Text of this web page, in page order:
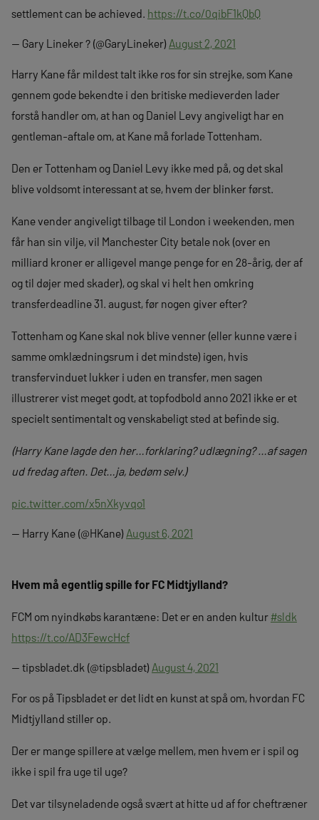
settlement can be achieved. https://t.co/0qibF1kQbQ
— Gary Lineker ? (@GaryLineker) August 2, 2021
Harry Kane får mildest talt ikke ros for sin strejke, som Kane
gennem gode bekendte i den britiske medieverden lader
forstå handler om, at han og Daniel Levy angiveligt har en
gentleman-aftale om, at Kane må forlade Tottenham.
Den er Tottenham og Daniel Levy ikke med på, og det skal
blive voldsomt interessant at se, hvem der blinker først.
Kane vender angiveligt tilbage til London i weekenden, men
får han sin vilje, vil Manchester City betale nok (over en
milliard kroner er alligevel mange penge for en 28-årig, der af
og til døjer med skader), og skal vi helt hen omkring
transferdeadline 31. august, før nogen giver efter?
Tottenham og Kane skal nok blive venner (eller kunne være i
samme omklædningsrum i det mindste) igen, hvis
transfervinduet lukker i uden en transfer, men sagen
illustrerer vist meget godt, at topfodbold anno 2021 ikke er et
specielt sentimentalt og venskabeligt sted at befinde sig.
(Harry Kane lagde den her…forklaring? udlægning? …af sagen
ud fredag aften. Det…ja, bedøm selv.)
pic.twitter.com/x5nXkyvqo1
— Harry Kane (@HKane) August 6, 2021
Hvem må egentlig spille for FC Midtjylland?
FCM om nyindkøbs karantæne: Det er en anden kultur#sldk
https://t.co/AD3FewcHcf
— tipsbladet.dk (@tipsbladet) August 4, 2021
For os på Tipsbladet er det lidt en kunst at spå om, hvordan FC
Midtjylland stiller op.
Der er mange spillere at vælge mellem, men hvem er i spil og
ikke i spil fra uge til uge?
Det var tilsyneladende også svært at hitte ud af for cheftræner